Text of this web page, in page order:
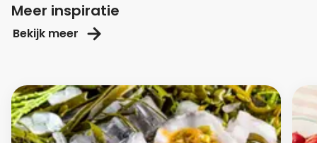
Meer inspiratie
Bekijk meer